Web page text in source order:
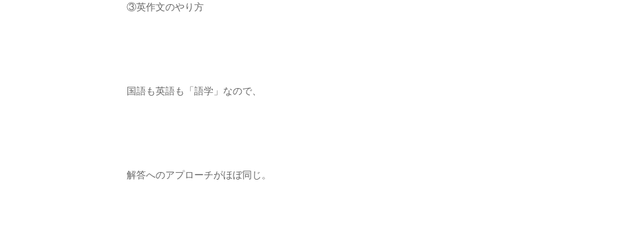
③英作文のやり方
国語も英語も「語学」なので、
解答へのアプローチがほぼ同じ。